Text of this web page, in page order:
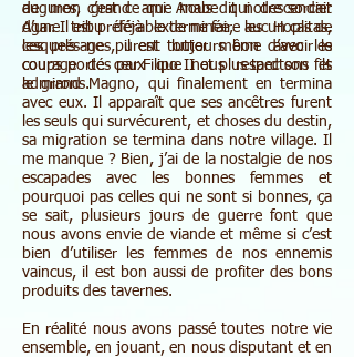
augures, c’est ce que nous dit notre sorcier
Agar. Il est préférable de ne faire aucun cas de
ces présages, il est toujours bon d’avoir le
courage de ceux que nous respectons et
admirons.
de mon grand ami Anabe qui descendait
d’une tribu déjà exterminée, les Hoplitas,
lesquels ne purent lutter même avec les
coups portés par Filipo II et plus tard son fils
le grand Magno, qui finalement en termina
avec eux. Il apparaît que ses ancêtres furent
les seuls qui survécurent, et choses du destin,
sa migration se termina dans notre village. Il
me manque ? Bien, j’ai de la nostalgie de nos
escapades avec les bonnes femmes et
pourquoi pas celles qui ne sont si bonnes, ça
se sait, plusieurs jours de guerre font que
nous avons envie de viande et même si c’est
bien d’utiliser les femmes de nos ennemis
vaincus, il est bon aussi de profiter des bons
produits des tavernes.
En réalité nous avons passé toutes notre vie
ensemble, en jouant, en nous disputant et en